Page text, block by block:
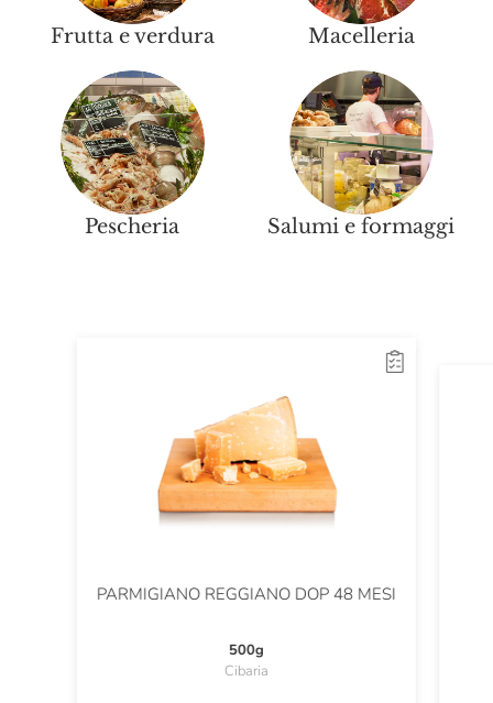
Frutta e verdura Macelleria
Pescheria Salumi e formaggi
PARMIGIANO REGGIANO DOP 48 MESI
500g
Cibaria